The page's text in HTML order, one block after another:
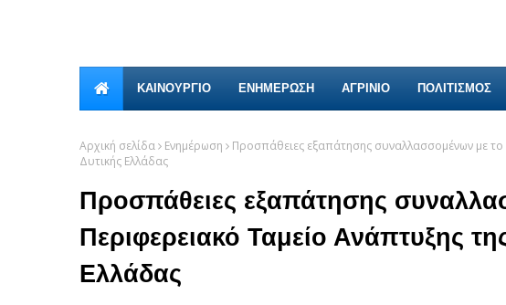
ΚΑΙΝΟΎΡΓΙΟ ΕΝΗΜΕΡΩΣΗ ΑΓΡΙΝΙΟ ΠΟΛΙΤΙΣΜΟΣ
Αρχική σελίδα Ενημέρωση
Προσπάθειες εξαπάτησης συναλλασσομένων με το
Δυτικής Ελλάδας
Προσπάθειες εξαπάτησης
Περιφερειακό Ταμείο Ανάπτυξης
Ελλάδας